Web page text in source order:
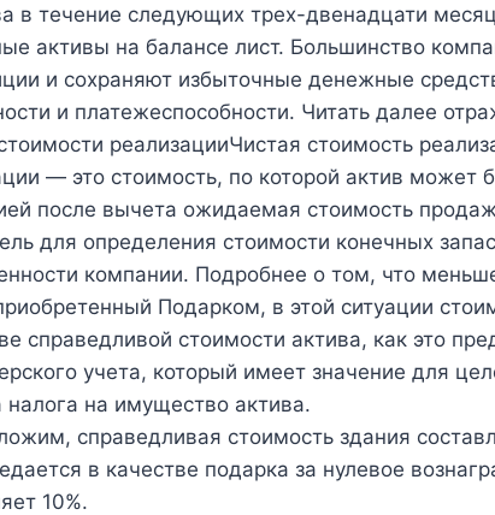
в течение следующих трех-двенадцати
активы на балансе лист. Большинство
и сохраняют избыточные денежные
и платежеспособности. Читать далее
реализацииЧистая стоимость
— это стоимость, по которой актив может
после вычета ожидаемая стоимость
для определения стоимости конечных
компании. Подробнее о том, что
Подарком, в этой ситуации
справедливой стоимости актива, как это
учета, который имеет значение для
налога на имущество актива.
справедливая стоимость здания
в качестве подарка за нулевое
10%.